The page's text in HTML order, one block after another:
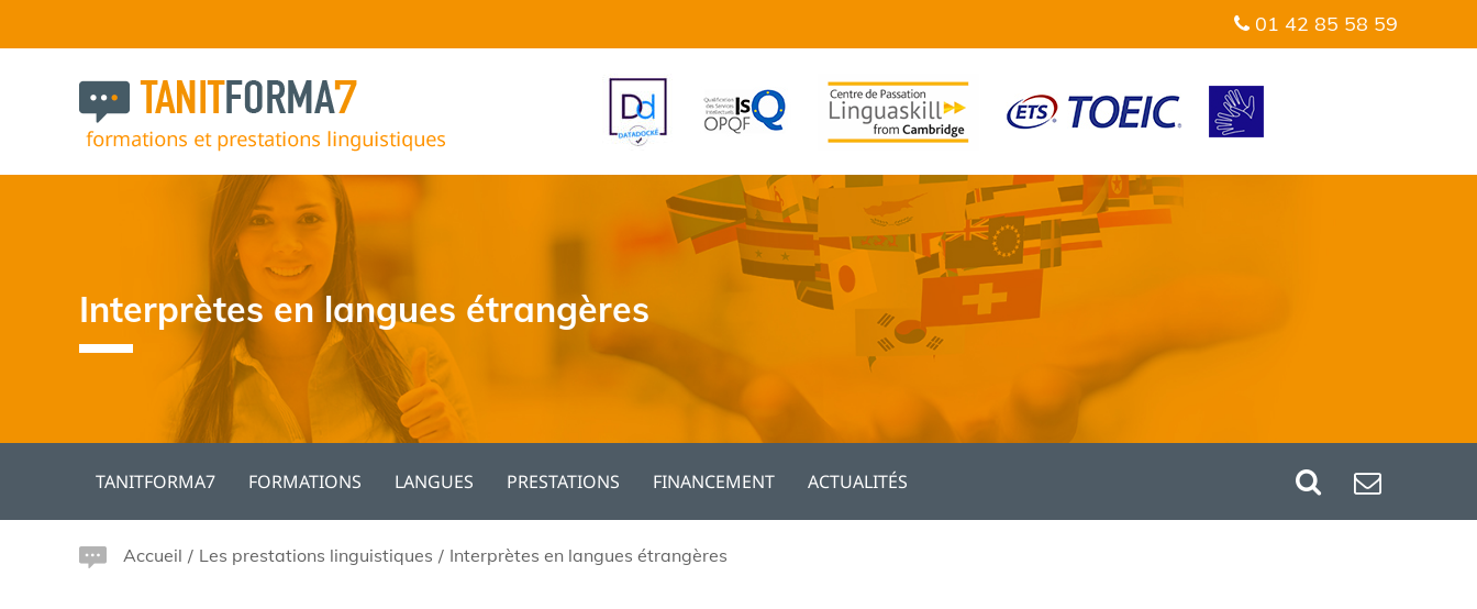
01 42 85 58 59
Interprètes en langues étrangères
TANITFORMA7 FORMATIONS LANGUES PRESTATIONS FINANCEMENT ACTUALITÉS
Accueil / Les prestations linguistiques / Interprètes en langues étrangères